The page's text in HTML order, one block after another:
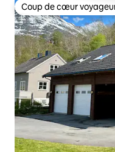
Coup de cœur
Coup de cœur